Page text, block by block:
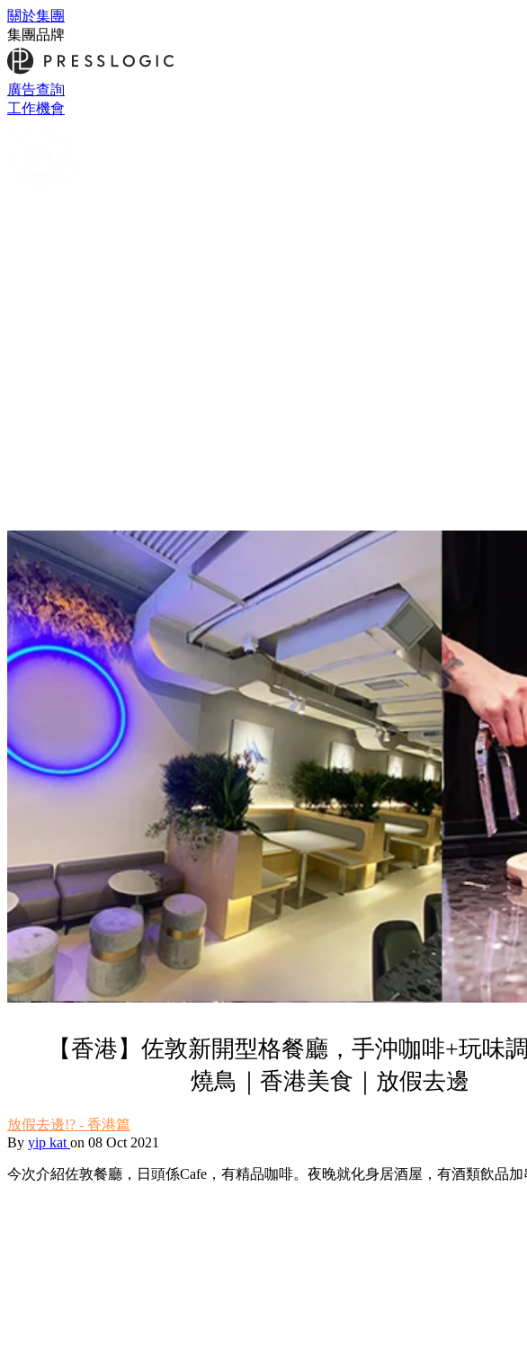
關於集團
集團品牌
廣告查詢
工作機會
【香港】佐敦新開型格餐廳，手沖咖啡+玩味
燒鳥｜香港美食｜放假去邊
放假去邊!? - 香港篇
By yip kat on 08 Oct 2021
今次介紹佐敦餐廳，日頭係Cafe，有精品咖啡。夜晚就化身居酒屋，有酒類飲品加